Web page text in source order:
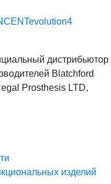
дистрибьютор
Blatchford
Prosthesis LTD,
изделий